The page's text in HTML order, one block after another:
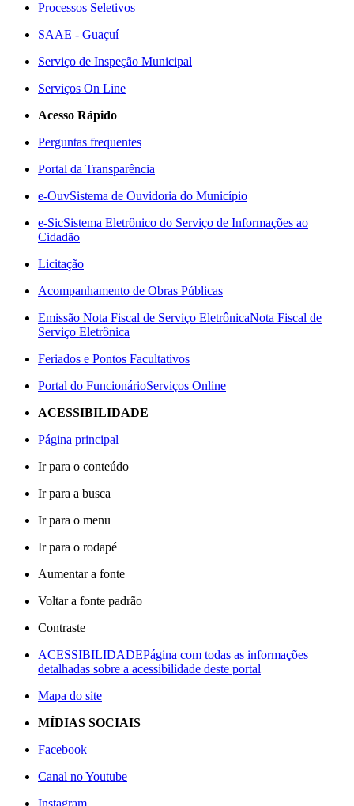
Processos Seletivos
SAAE - Guaçuí
Serviço de Inspeção Municipal
Serviços On Line
Acesso Rápido
Perguntas frequentes
Portal da Transparência
e-OuvSistema de Ouvidoria do Município
e-SicSistema Eletrônico do Serviço de Informações ao
Cidadão
Licitação
Acompanhamento de Obras Públicas
Emissão Nota Fiscal de Serviço EletrônicaNota Fiscal de
Serviço Eletrônica
Feriados e Pontos Facultativos
Portal do FuncionárioServiços Online
ACESSIBILIDADE
Página principal
Ir para o conteúdo
Ir para a busca
Ir para o menu
Ir para o rodapé
Aumentar a fonte
Voltar a fonte padrão
Contraste
ACESSIBILIDADEPágina com todas as informações
detalhadas sobre a acessibilidade deste portal
Mapa do site
MÍDIAS SOCIAIS
Facebook
Canal no Youtube
Instagram